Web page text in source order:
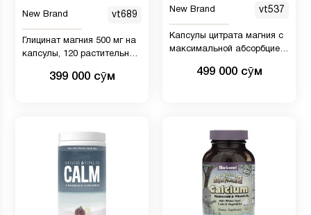
New Brand vt689
Глицинат магния 500 мг на
капсулы, 120 растительных
максимального усвоения,
мышц, суставов и сердца
399 000 сӯм
New Brand vt537
Капсулы цитрата магния с
максимальной абсорбцией
оксида для высокой
499 000 сӯм